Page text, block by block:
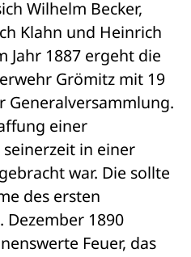
Wilhelm Becker,
Klahn und Heinrich
Jahr 1887 ergeht die
Grömitz mit 19
Generalversammlung.
einer
in einer
war. Die sollte
des ersten
Dezember 1890
Feuer, das